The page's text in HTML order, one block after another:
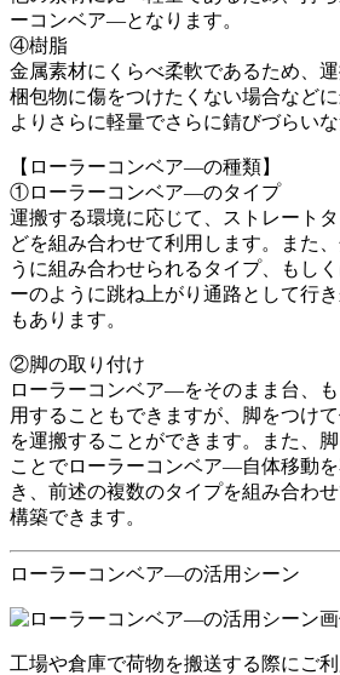
ーコンベア―となります。
④樹脂
金属素材にくらべ柔軟であるため、
梱包物に傷をつけたくない場合など
よりさらに軽量でさらに錆びづらいな
【ローラーコンベア―の種類】
①ローラーコンベア―のタイプ
運搬する環境に応じて、ストレート
どを組み合わせて利用します。また
うに組み合わせられるタイプ、もし
ーのように跳ね上がり通路として行
もあります。
②脚の取り付け
ローラーコンベア―をそのまま台、
用することもできますが、脚をつけ
を運搬することができます。また、
ことでローラーコンベア―自体移動
き、前述の複数のタイプを組み合わ
構築できます。
ローラーコンベア―の活用シーン
工場や倉庫で荷物を搬送する際にご利